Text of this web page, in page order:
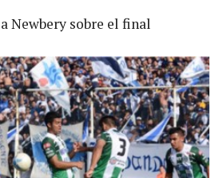
Newbery sobre el final